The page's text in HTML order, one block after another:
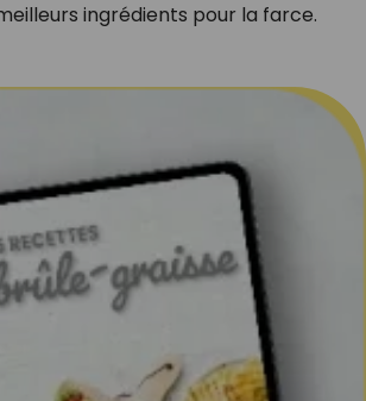
ingrédients pour la farce.